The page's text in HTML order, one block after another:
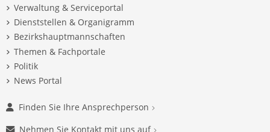
Verwaltung & Serviceportal
Dienststellen & Organigramm
Bezirkshauptmannschaften
Themen & Fachportale
Politik
News Portal
Finden Sie Ihre Ansprechperson
Nehmen Sie Kontakt mit uns auf